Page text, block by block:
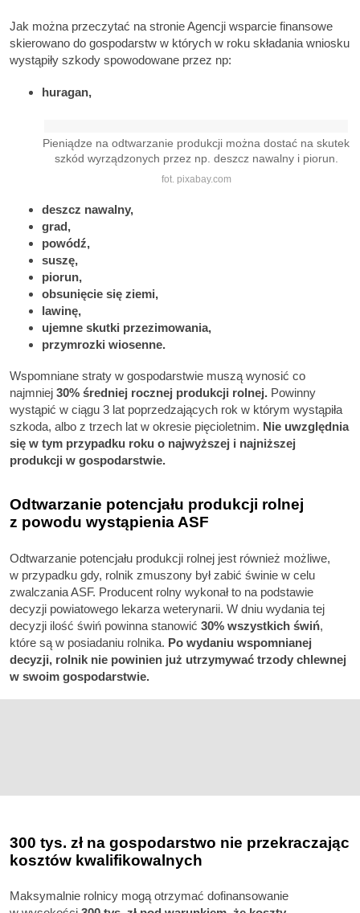
Jak można przeczytać na stronie Agencji wsparcie finansowe
skierowano do gospodarstw w których w roku składania wniosku
wystąpiły szkody spowodowane przez np:
huragan,
Pieniądze na odtwarzanie produkcji można dostać na skutek
szkód wyrządzonych przez np. deszcz nawalny i piorun.
fot. pixabay.com
deszcz nawalny,
grad,
powódź,
suszę,
piorun,
obsunięcie się ziemi,
lawinę,
ujemne skutki przezimowania,
przymrozki wiosenne.
Wspomniane straty w gospodarstwie muszą wynosić co
najmniej 30% średniej rocznej produkcji rolnej. Powinny
wystąpić w ciągu 3 lat poprzedzających rok w którym wystąpiła
szkoda, albo z trzech lat w okresie pięcioletnim. Nie uwzględnia
się w tym przypadku roku o najwyższej i najniższej
produkcji w gospodarstwie.
Odtwarzanie potencjału produkcji rolnej
z powodu wystąpienia ASF
Odtwarzanie potencjału produkcji rolnej jest również możliwe,
w przypadku gdy, rolnik zmuszony był zabić świnie w celu
zwalczania ASF. Producent rolny wykonał to na podstawie
decyzji powiatowego lekarza weterynarii. W dniu wydania tej
decyzji ilość świń powinna stanowić 30% wszystkich świń,
które są w posiadaniu rolnika. Po wydaniu wspomnianej
decyzji, rolnik nie powinien już utrzymywać trzody chlewnej
w swoim gospodarstwie.
300 tys. zł na gospodarstwo nie przekraczając
kosztów kwalifikowalnych
Maksymalnie rolnicy mogą otrzymać dofinansowanie